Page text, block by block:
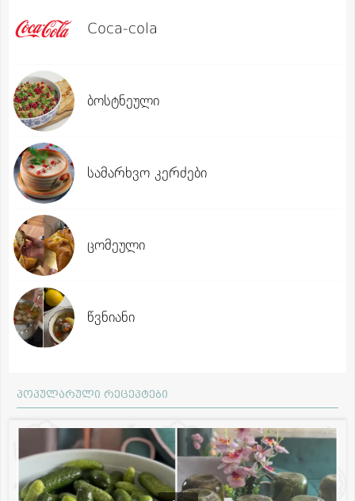
Coca-cola
ბოსტნეული
სამარხვო კერძები
ცომეული
წვნიანი
პოპულარული რეცეპტები